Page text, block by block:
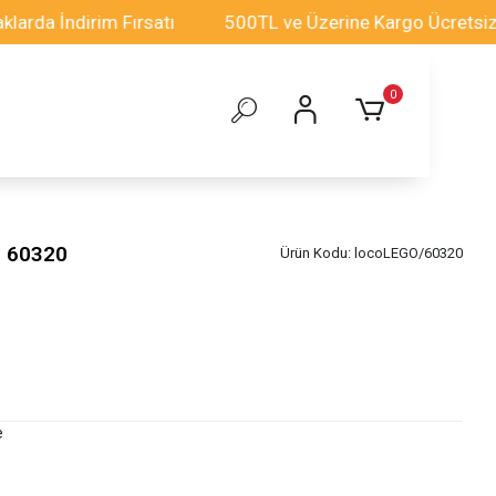
İndirim Fırsatı 500TL ve Üzerine Kargo Ücretsiz!
0
60320 Ürün Kodu: locoLEGO/60320